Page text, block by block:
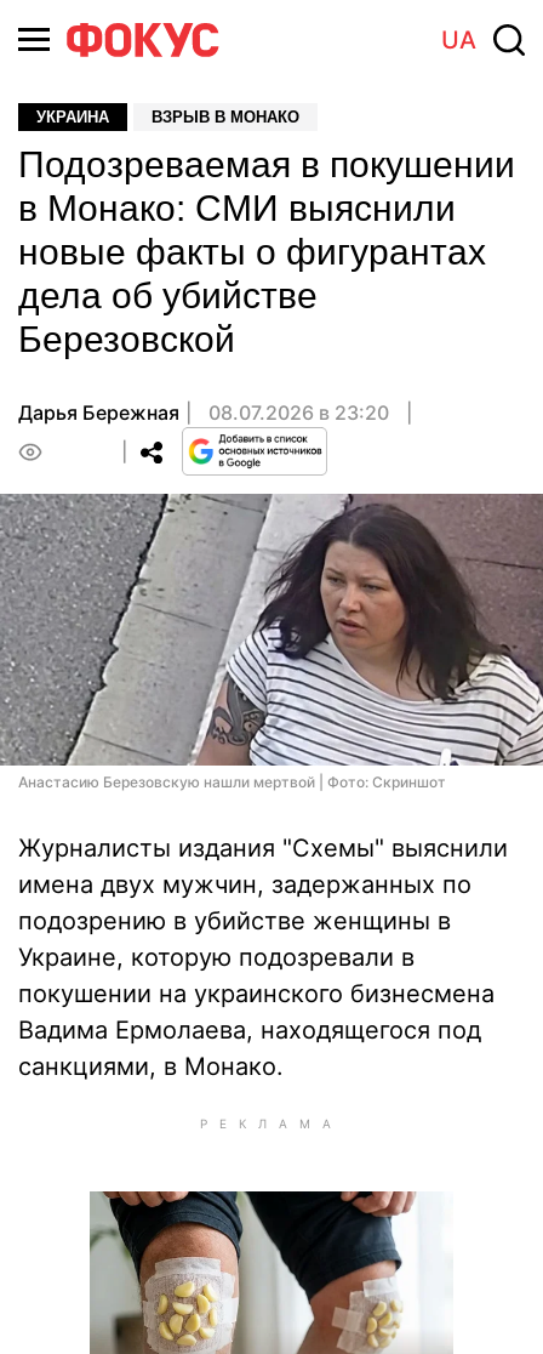
UA
УКРАИНА ВЗРЫВ В МОНАКО
Подозреваемая в покушении
в Монако: СМИ выяснили
новые факты о фигурантах
дела об убийстве
Березовской
Дарья Бережная
08.07.2026 в 23:20
Анастасию Березовскую нашли мертвой | Фото: Скриншот
Журналисты издания "Схемы" выяснили
имена двух мужчин, задержанных по
подозрению в убийстве женщины в
Украине, которую подозревали в
покушении на украинского бизнесмена
Вадима Ермолаева, находящегося под
санкциями, в Монако.